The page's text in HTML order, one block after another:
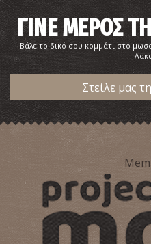
ΓΙΝΕ ΜΕΡΟΣ
Βάλε το δικό σου κομμάτι στο
Στείλε μας